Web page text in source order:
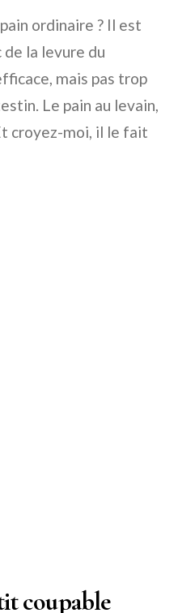
ordinaire ? Il est
la levure du
mais pas trop
Le pain au levain,
croyez-moi, il le fait
coupable